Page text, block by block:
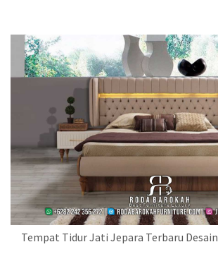
Tempat Tidur Jati Jepara Terbaru